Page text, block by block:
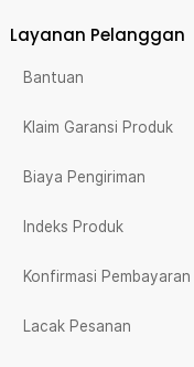
Layanan Pelanggan
Bantuan
Klaim Garansi Produk
Biaya Pengiriman
Indeks Produk
Konfirmasi Pembayaran
Lacak Pesanan